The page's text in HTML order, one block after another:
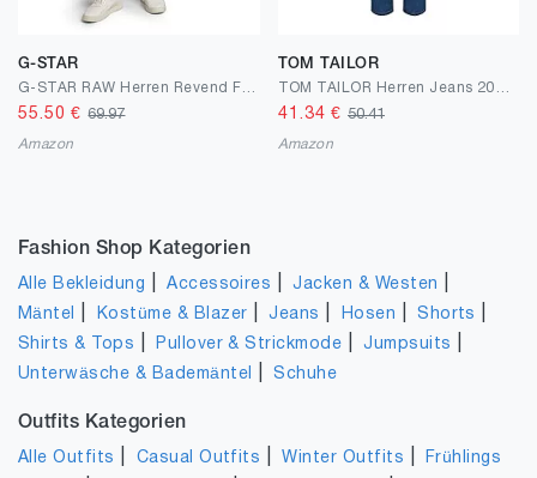
G-STAR
55.50 €69.97
Amazon
TOM TAILOR
41.34 € 50.41
Amazon
Fashion Shop Kategorien
Alle Bekleidung |Accessoires |Jacken & Westen
Mäntel Kostüme & Blazer |Jeans Hosen |Shorts
Shirts & Tops Pullover & Strickmode |Jumpsuits
Unterwäsche & Bademäntel |Schuhe
Outfits Kategorien
Alle Outfits Casual Outfits |Winter Outfits
Frühlings